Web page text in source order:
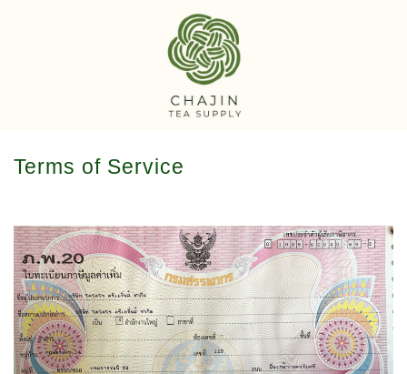
Terms of Service